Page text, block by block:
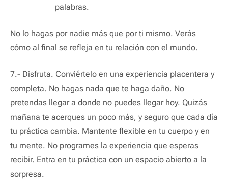
palabras.
No lo hagas por nadie más que por ti mismo. Verás
cómo al final se refleja en tu relación con el mundo.
7.- Disfruta. Conviértelo en una experiencia placentera y
completa. No hagas nada que te haga daño. No
pretendas llegar a donde no puedes llegar hoy. Quizás
mañana te acerques un poco más, y seguro que cada día
tu práctica cambia. Mantente flexible en tu cuerpo y en
tu mente. No programes la experiencia que esperas
recibir. Entra en tu práctica con un espacio abierto a la
sorpresa.